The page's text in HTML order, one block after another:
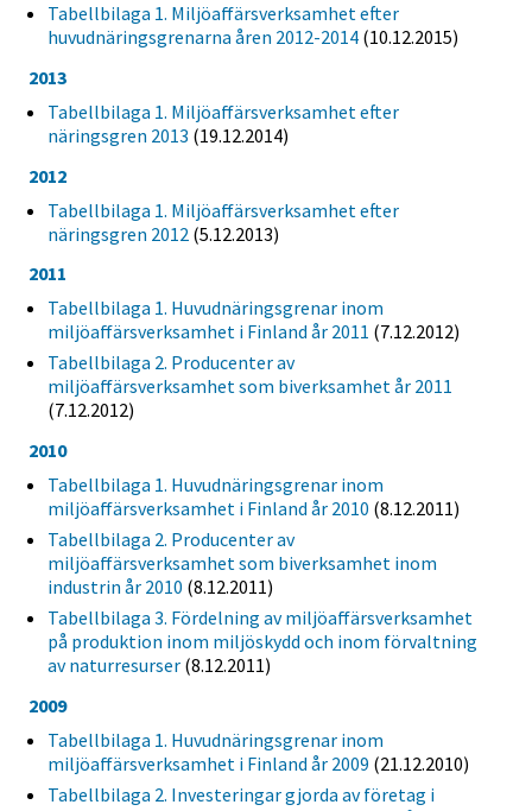
Tabellbilaga 1. Miljöaffärsverksamhet efter
huvudnäringsgrenarna åren 2012-2014 (10.12.2015)
2013
Tabellbilaga 1. Miljöaffärsverksamhet efter
näringsgren 2013 (19.12.2014)
2012
Tabellbilaga 1. Miljöaffärsverksamhet efter
näringsgren 2012 (5.12.2013)
2011
Tabellbilaga 1. Huvudnäringsgrenar inom
miljöaffärsverksamhet i Finland år 2011 (7.12.2012)
Tabellbilaga 2. Producenter av
miljöaffärsverksamhet som biverksamhet år 2011
(7.12.2012)
2010
Tabellbilaga 1. Huvudnäringsgrenar inom
miljöaffärsverksamhet i Finland år 2010 (8.12.2011)
Tabellbilaga 2. Producenter av
miljöaffärsverksamhet som biverksamhet inom
industrin år 2010 (8.12.2011)
Tabellbilaga 3. Fördelning av miljöaffärsverksamhet
på produktion inom miljöskydd och inom förvaltning
av naturresurser (8.12.2011)
2009
Tabellbilaga 1. Huvudnäringsgrenar inom
miljöaffärsverksamhet i Finland år 2009 (21.12.2010)
Tabellbilaga 2. Investeringar gjorda av företag i